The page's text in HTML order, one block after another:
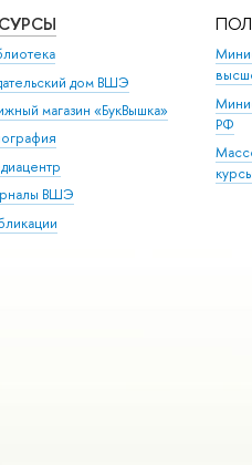
дом ВШЭ
магазин «БукВышка»
ВШЭ
РФ
курсы